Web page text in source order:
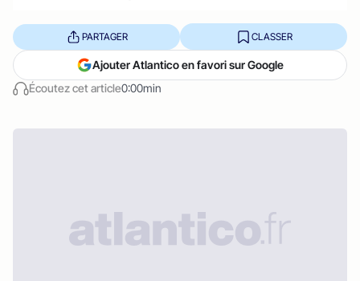
Écoutez cet article0:00min
PARTAGER CLASSER
Ajouter Atlantico en favori sur Google